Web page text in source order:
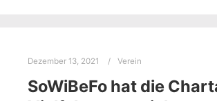
Dezember 13, 2021 Verein
SoWiBeFo hat die